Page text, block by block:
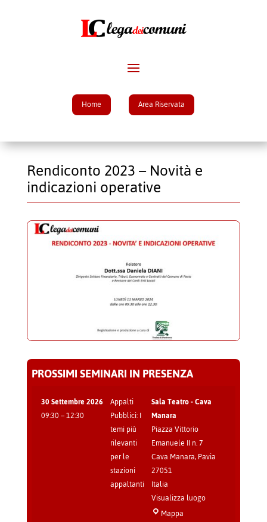
Home Area Riservata
Rendiconto 2023 – Novità e
indicazioni operative
PROSSIMI SEMINARI IN PRESENZA
30 Settembre 2026
09:30–12:30
Appalti
Pubblici: I
temi più
rilevanti
per le
stazioni
appaltanti
Sala Teatro - Cava
Manara
Piazza Vittorio
Emanuele II n. 7
Cava Manara,Pavia
27051
Italia
Visualizza luogo
Mappa